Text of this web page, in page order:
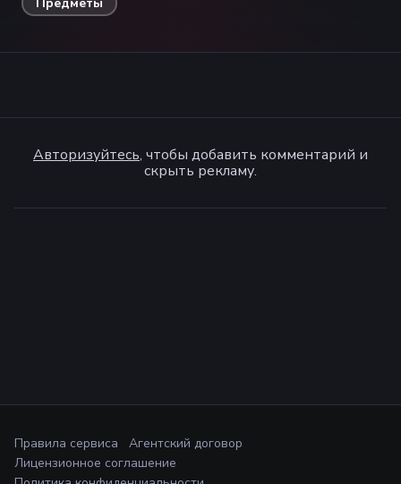
Авторизуйтесь, чтобы добавить комментарий и
скрыть рекламу.
Правила сервиса
Агентский договор
Лицензионное соглашение